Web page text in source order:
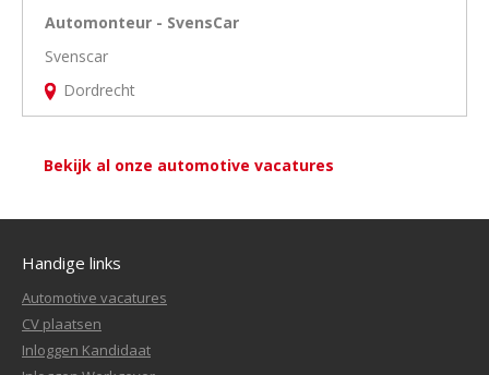
Automonteur - SvensCar
Svenscar
Dordrecht
Bekijk al onze automotive vacatures
Handige links
Automotive vacatures
CV plaatsen
Inloggen Kandidaat